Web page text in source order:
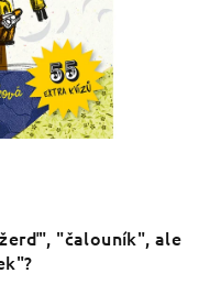
"čalouník", ale